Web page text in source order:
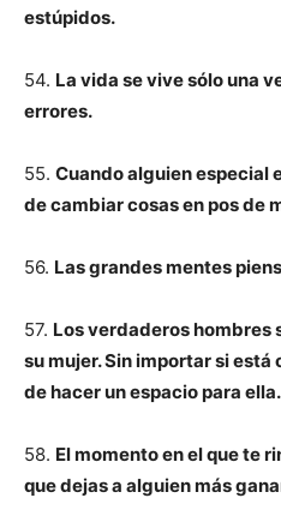
estúpidos.
54. La vida se vive sólo una
errores.
55. Cuando alguien especial
de cambiar cosas en pos de
56. Las grandes mentes
57. Los verdaderos hombres
su mujer. Sin importar si
de hacer un espacio para ella.
58. El momento en el que te
que dejas a alguien más